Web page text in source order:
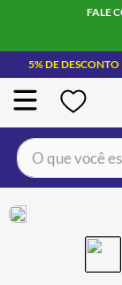
FALE
5% DE DESCONTO
O que você está
BOTA